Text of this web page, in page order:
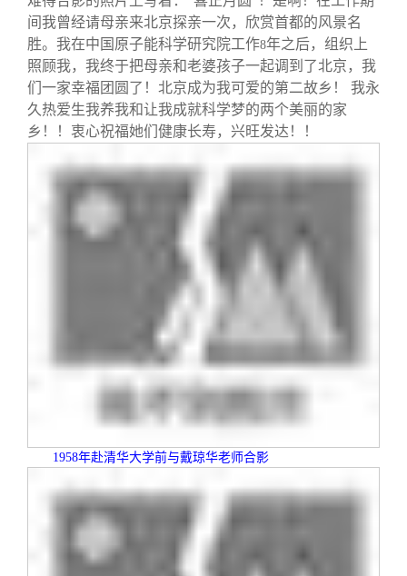
间我曾经请母亲来北京探亲一次，欣赏首都的风景名
胜。我在中国原子能科学研究院工作8年之后，组织上
照顾我，我终于把母亲和老婆孩子一起调到了北京，我
们一家幸福团圆了！北京成为我可爱的第二故乡！ 我永
久热爱生我养我和让我成就科学梦的两个美丽的家
乡！！衷心祝福她们健康长寿，兴旺发达！！
1958年赴清华大学前与戴琼华老师合影